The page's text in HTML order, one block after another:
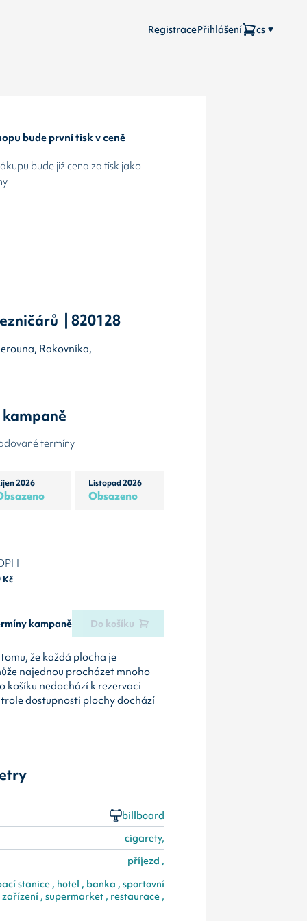
RegistracePřihlášení cs
bude první tisk v ceně
bude již cena za tisk jako
| 820128
Rakovníka,
termíny
2026 Listopad 2026
Obsazeno
Kč
kampaně Do košíku
že každá plocha je
najednou procházet mnoho
košíku nedochází k rezervaci
dostupnosti plochy dochází
billboard
cigarety,
příjezd ,
stanice , hotel , banka , sportovní
zařízení , supermarket , restaurace ,